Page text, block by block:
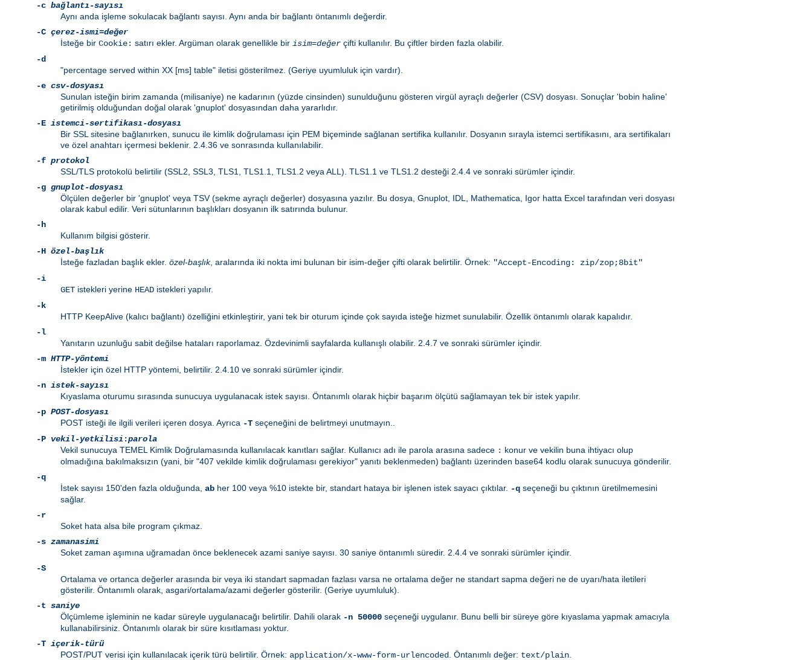
-c bağlantı-sayısı
Aynı anda işleme sokulacak bağlantı sayısı. Aynı anda bir bağlantı öntanımlı değerdir.
-C çerez-ismi=değer
İsteğe bir Cookie: satırı ekler. Argüman olarak genellikle bir isim=değer çifti kullanılır. Bu çiftler birden fazla olabilir.
-d
"percentage served within XX [ms] table" iletisi gösterilmez. (Geriye uyumluluk için vardır).
-e csv-dosyası
Sunulan isteğin birim zamanda (milisaniye) ne kadarının (yüzde cinsinden) sunulduğunu gösteren virgül ayraçlı değerler (CSV) dosyası. Sonuçlar 'bobin haline'
getirilmiş olduğundan doğal olarak 'gnuplot' dosyasından daha yararlıdır.
-E istemci-sertifikası-dosyası
Bir SSL sitesine bağlanırken, sunucu ile kimlik doğrulaması için PEM biçeminde sağlanan sertifika kullanılır. Dosyanın sırayla istemci sertifikasını, ara sertifikaları
ve özel anahtarı içermesi beklenir. 2.4.36 ve sonrasında kullanılabilir.
-f protokol
SSL/TLS protokolü belirtilir (SSL2, SSL3, TLS1, TLS1.1, TLS1.2 veya ALL). TLS1.1 ve TLS1.2 desteği 2.4.4 ve sonraki sürümler içindir.
-g gnuplot-dosyası
Ölçülen değerler bir 'gnuplot' veya TSV (sekme ayraçlı değerler) dosyasına yazılır. Bu dosya, Gnuplot, IDL, Mathematica, Igor hatta Excel tarafından veri dosyası
olarak kabul edilir. Veri sütunlarının başlıkları dosyanın ilk satırında bulunur.
-h
Kullanım bilgisi gösterir.
-H özel-başlık
İsteğe fazladan başlık ekler. özel-başlık, aralarında iki nokta imi bulunan bir isim-değer çifti olarak belirtilir. Örnek: "Accept-Encoding: zip/zop;8bit"
-i
GET istekleri yerine HEAD istekleri yapılır.
-k
HTTP KeepAlive (kalıcı bağlantı) özelliğini etkinleştirir, yani tek bir oturum içinde çok sayıda isteğe hizmet sunulabilir. Özellik öntanımlı olarak kapalıdır.
-l
Yanıtarın uzunluğu sabit değilse hataları raporlamaz. Özdevinimli sayfalarda kullanışlı olabilir. 2.4.7 ve sonraki sürümler içindir.
-m HTTP-yöntemi
İstekler için özel HTTP yöntemi, belirtilir. 2.4.10 ve sonraki sürümler içindir.
-n istek-sayısı
Kıyaslama oturumu sırasında sunucuya uygulanacak istek sayısı. Öntanımlı olarak hiçbir başarım ölçütü sağlamayan tek bir istek yapılır.
-p POST-dosyası
POST isteği ile ilgili verileri içeren dosya. Ayrıca -T seçeneğini de belirtmeyi unutmayın..
-P vekil-yetkilisi:parola
Vekil sunucuya TEMEL Kimlik Doğrulamasında kullanılacak kanıtları sağlar. Kullanıcı adı ile parola arasına sadece : konur ve vekilin buna ihtiyacı olup
olmadığına bakılmaksızın (yani, bir "407 vekilde kimlik doğrulaması gerekiyor" yanıtı beklenmeden) bağlantı üzerinden base64 kodlu olarak sunucuya gönderilir.
-q
İstek sayısı 150'den fazla olduğunda, ab her 100 veya %10 istekte bir, standart hataya bir işlenen istek sayacı çıktılar. -q seçeneği bu çıktının üretilmemesini
sağlar.
-r
Soket hata alsa bile program çıkmaz.
-s zamanasimi
Soket zaman aşımına uğramadan önce beklenecek azami saniye sayısı. 30 saniye öntanımlı süredir. 2.4.4 ve sonraki sürümler içindir.
-S
Ortalama ve ortanca değerler arasında bir veya iki standart sapmadan fazlası varsa ne ortalama değer ne standart sapma değeri ne de uyarı/hata iletileri
gösterilir. Öntanımlı olarak, asgari/ortalama/azami değerler gösterilir. (Geriye uyumluluk).
-t saniye
Ölçümleme işleminin ne kadar süreyle uygulanacağı belirtilir. Dahili olarak -n 50000 seçeneği uygulanır. Bunu belli bir süreye göre kıyaslama yapmak amacıyla
kullanabilirsiniz. Öntanımlı olarak bir süre kısıtlaması yoktur.
-T içerik-türü
POST/PUT verisi için kullanılacak içerik türü belirtilir. Örnek: application/x-www-form-urlencoded . Öntanımlı değer: text/plain